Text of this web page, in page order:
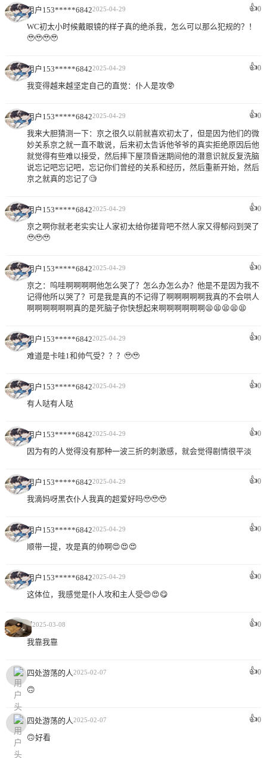
用户153*****68422025-04-29 👍0
WC初太小时候戴眼镜的样子真的绝杀我，怎么可以那么犯规的？！
🥹🥹🥹🥹
用户153*****68422025-04-29 👍0
我变得越来越坚定自己的直觉：仆人是攻🥸
用户153*****68422025-04-29 👍0
我来大胆猜测一下：京之很久以前就喜欢初太了，但是因为他们的微
妙关系京之就一直不敢说，后来初太告诉他爷爷的真实拒绝原因后他
就觉得有些难以接受，然后摔下屋顶昏迷期间他的潜意识就反复洗脑
说忘记吧忘记吧，忘记你们曾经的关系和经历，然后重新开始，然后
京之就真的忘记了🧐
用户153*****68422025-04-29 👍0
京之啊你就老老实实让人家初太给你搓背吧不然人家又得郁闷到哭了
🥹🥹🥹
用户153*****68422025-04-29 👍0
京之：呜哇啊啊啊啊他怎么哭了？怎么办怎么办？他是不是因为我不
记得他所以哭了？可是我是真的不记得了啊啊啊啊啊我真的不会哄人
啊啊啊啊啊啊真的是死脑子你快想起来啊啊啊啊啊啊😫😫😫😫😫
用户153*****68422025-04-29 👍0
难道是卡哇1和帅气受？？？🥹🥹
用户153*****68422025-04-29 👍0
有人哒有人哒
用户153*****68422025-04-29 👍0
因为有的人觉得没有那种一波三折的刺激感，就会觉得剧情很平淡
用户153*****68422025-04-29 👍0
我滴妈呀黑衣仆人我真的超爱好吗🥹🥹🥹
用户153*****68422025-04-29 👍0
顺带一提，攻是真的帅啊😍😍😍
用户153*****68422025-04-29 👍0
这体位，我感觉是仆人攻和主人受😍😍😋
N2025-03-08 👍0
我靠我靠
四处游荡的人2025-02-07 👍0
🙃
四处游荡的人2025-02-07 👍0
🙃好看